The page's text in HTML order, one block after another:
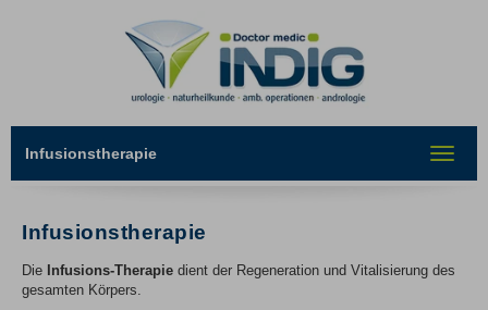
Infusionstherapie
Toggle
Infusionstherapie
Die Infusions-Therapie dient der Regeneration und Vitalisierung des
gesamten Körpers.